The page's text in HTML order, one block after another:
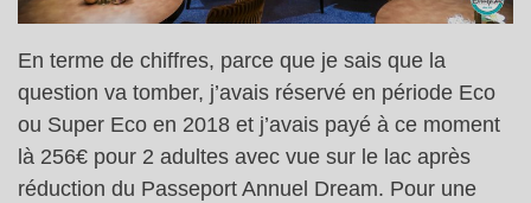
En terme de chiffres, parce que je sais que la
question va tomber, j’avais réservé en période Eco
ou Super Eco en 2018 et j’avais payé à ce moment
là 256€ pour 2 adultes avec vue sur le lac après
réduction du Passeport Annuel Dream. Pour une